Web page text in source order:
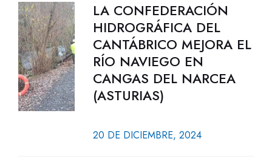
LA CONFEDERACIÓN
HIDROGRÁFICA DEL
CANTÁBRICO MEJORA EL
RÍO NAVIEGO EN
CANGAS DEL NARCEA
(ASTURIAS)
20 DE DICIEMBRE, 2024